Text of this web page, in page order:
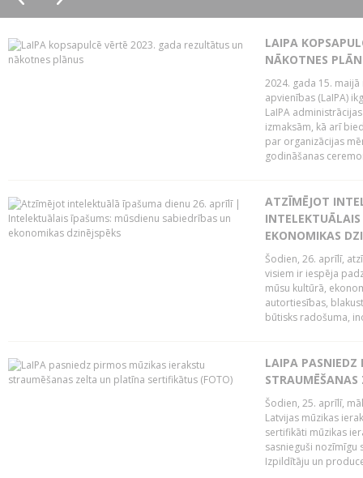
LAIPA
NĀKOTNES
2024. gada 15.
apvienības (LaIPA)
LaIPA
izmaksām, kā arī
par organizācijas
godināšanas
ATZĪMĒJOT
EKONOMIKAS
Šodien, 26. aprīlī,
visiem ir iespēja
mūsu kultūrā,
autortiesības,
būtisks radošuma,
LAIPA PASNIEDZ
Šodien, 25. aprīlī,
Latvijas mūzikas
sertifikāti mūzikas
sasnieguši nozīmīgu
Izpildītāju un